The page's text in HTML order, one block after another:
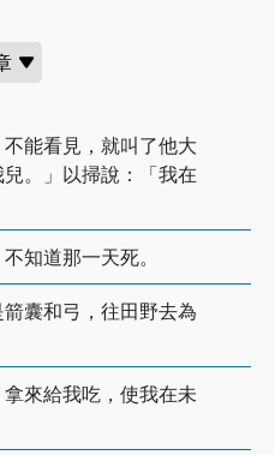
能看見，就叫了他大
。」以掃說：「我在
知道那一天死。
囊和弓，往田野去為
來給我吃，使我在未